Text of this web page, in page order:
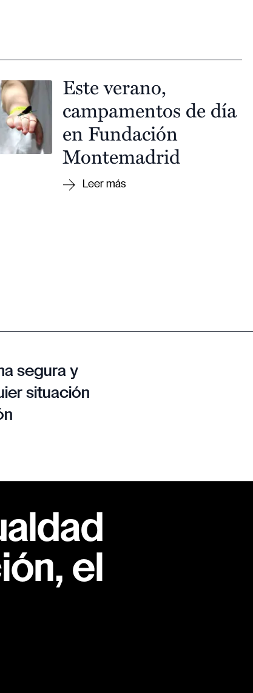
Este verano,
campamentos de día
en Fundación
Montemadrid
segura y
situación
el